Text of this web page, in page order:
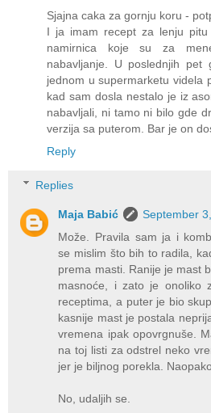
Sjajna caka za gornju koru -
I ja imam recept za lenju
namirnica koje su za
nabavljanje. U poslednjih pet
jednom u supermarketu videla
kad sam dosla nestalo je iz
nabavljali, ni tamo ni bilo gde
verzija sa puterom. Bar je on
Reply
Replies
Maja Babić
September
Može. Pravila sam ja i
se mislim što bih to radila,
prema masti. Ranije je mast
masnoće, i zato je onoliko
receptima, a puter je bio
kasnije mast je postala
vremena ipak opovrgnuše.
na toj listi za odstrel neko
jer je biljnog porekla.
No, udaljih se.